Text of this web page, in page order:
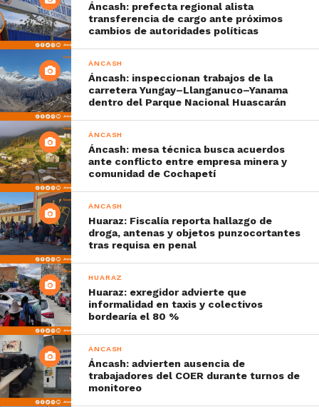
Áncash: prefecta regional alista
transferencia de cargo ante próximos
cambios de autoridades políticas
ÁNCASH
Áncash: inspeccionan trabajos de la
carretera Yungay–Llanganuco–Yanama
dentro del Parque Nacional Huascarán
ÁNCASH
Áncash: mesa técnica busca acuerdos
ante conflicto entre empresa minera y
comunidad de Cochapetí
ÁNCASH
Huaraz: Fiscalía reporta hallazgo de
droga, antenas y objetos punzocortantes
tras requisa en penal
HUARAZ
Huaraz: exregidor advierte que
informalidad en taxis y colectivos
bordearía el 80 %
ÁNCASH
Áncash: advierten ausencia de
trabajadores del COER durante turnos de
monitoreo